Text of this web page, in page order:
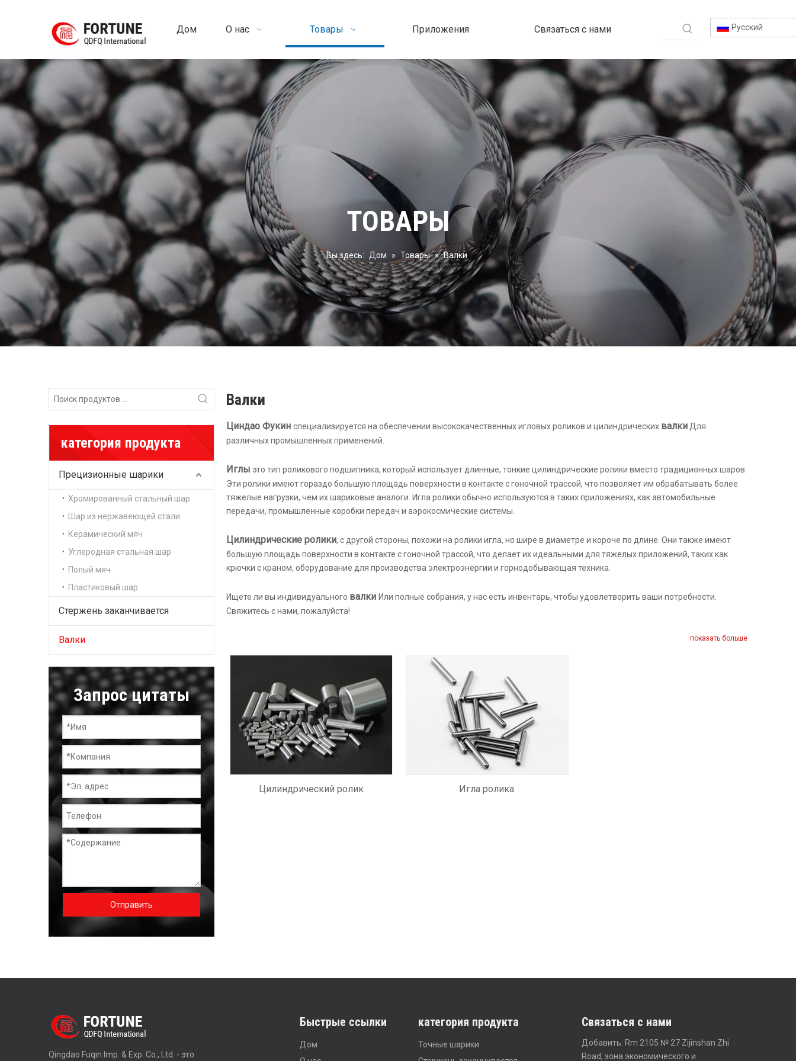
Дом О нас Товары Приложения Связаться с нами Pусский
ТОВАРЫ
Вы здесь: Дом » Товары » Валки
категория продукта
Прецизионные шарики
Хромированный стальный шар
Шар из нержавеющей стали
Керамический мяч
Углеродная стальная шар
Полый мяч
Пластиковый шар
Стержень заканчивается
Валки
Запрос цитаты
Отправить
Валки
Циндао Фукин специализируется на обеспечении высококачественных игловых роликов и цилиндрических валки Для
различных промышленных применений.
Иглы это тип роликового подшипника, который использует длинные, тонкие цилиндрические ролики вместо традиционных шаров.
Эти ролики имеют гораздо большую площадь поверхности в контакте с гоночной трассой, что позволяет им обрабатывать более
тяжелые нагрузки, чем их шариковые аналоги. Игла ролики обычно используются в таких приложениях, как автомобильные
передачи, промышленные коробки передач и аэрокосмические системы.
Цилиндрические ролики, с другой стороны, похожи на ролики игла, но шире в диаметре и короче по длине. Они также имеют
большую площадь поверхности в контакте с гоночной трассой, что делает их идеальными для тяжелых приложений, таких как
крючки с краном, оборудование для производства электроэнергии и горнодобывающая техника.
Ищете ли вы индивидуального валки Или полные собрания, у нас есть инвентарь, чтобы удовлетворить ваши потребности.
Свяжитесь с нами, пожалуйста!
показать больше
Цилиндрический ролик Игла ролика
Qingdao Fuqin Imp. & Exp. Co., Ltd. - это
Быстрые ссылки
Дом
категория продукта
Точные шарики
Связаться с нами
Добавить: Rm.2105 № 27 Zijinshan Zhi
Road, зона экономического и